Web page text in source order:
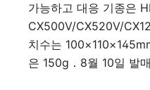
가능하고 대응 기종은
CX500V/CX520V/
치수는
은 150g．8월 10일 발